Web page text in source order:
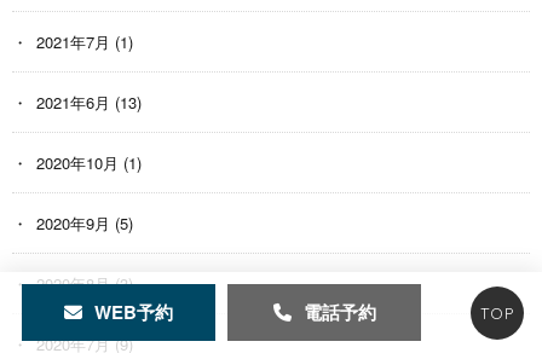
2021年7月 (1)
2021年6月 (13)
2020年10月 (1)
2020年9月 (5)
2020年8月(3)
2020年7月(9)
WEB予約 電話予約 TOP